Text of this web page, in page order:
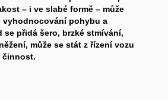
– i ve slabé formě – může
vyhodnocování pohybu a
se přidá šero, brzké stmívání,
může se stát z řízení vozu
činnost.